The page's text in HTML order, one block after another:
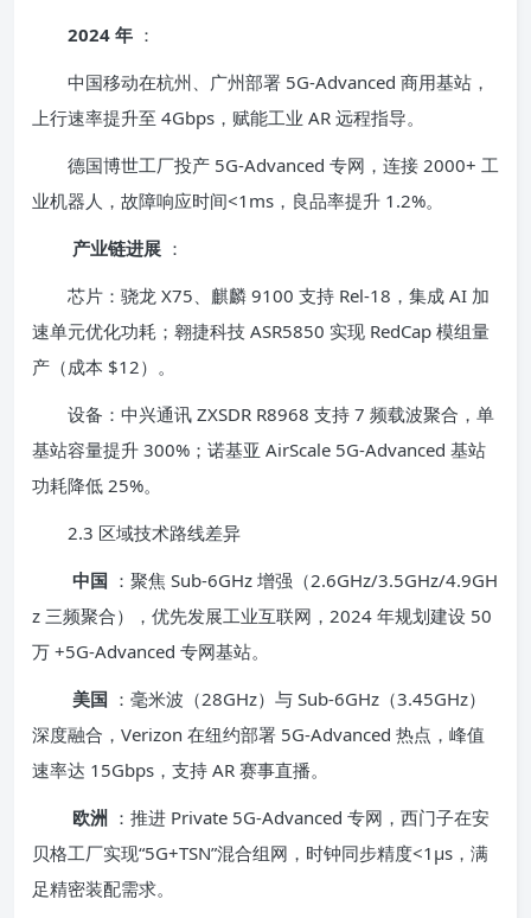
2024 年 ：
中国移动在杭州、广州部署 5G-Advanced 商用基站，
上行速率提升至 4Gbps，赋能工业 AR 远程指导。
德国博世工厂投产 5G-Advanced 专网，连接 2000+ 工
业机器人，故障响应时间<1ms，良品率提升 1.2%。
产业链进展 ：
芯片：骁龙 X75、麒麟 9100 支持 Rel-18，集成 AI 加
速单元优化功耗；翱捷科技 ASR5850 实现 RedCap 模组量
产（成本 $12）。
设备：中兴通讯 ZXSDR R8968 支持 7 频载波聚合，单
基站容量提升 300%；诺基亚 AirScale 5G-Advanced 基站
功耗降低 25%。
2.3 区域技术路线差异
中国 ：聚焦 Sub-6GHz 增强（2.6GHz/3.5GHz/4.9GH
z 三频聚合），优先发展工业互联网，2024 年规划建设 50
万 +5G-Advanced 专网基站。
美国 ：毫米波（28GHz）与 Sub-6GHz（3.45GHz）
深度融合，Verizon 在纽约部署 5G-Advanced 热点，峰值
速率达 15Gbps，支持 AR 赛事直播。
欧洲 ：推进 Private 5G-Advanced 专网，西门子在安
贝格工厂实现“5G+TSN”混合组网，时钟同步精度<1μs，满
足精密装配需求。